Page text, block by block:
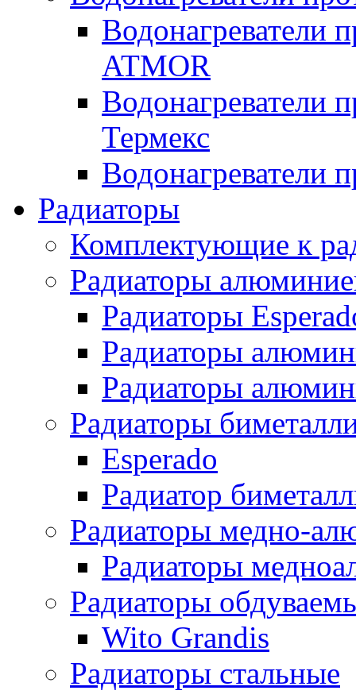
Водонагреватели
ATMOR
Водонагреватели
Термекс
Водонагреватели
Радиаторы
Комплектующие к
Радиаторы
Радиаторы
Радиаторы
Радиаторы
Радиаторы
Esperado
Радиатор
Радиаторы медно-
Радиаторы
Радиаторы
Wito Grandis
Радиаторы стальные